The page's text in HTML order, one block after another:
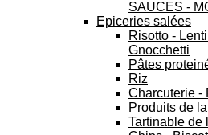
SAUCES -
Epiceries salées
Risotto -
Gnocchetti
Pâtes
Riz
Charcuterie -
Produits de
Tartinable de